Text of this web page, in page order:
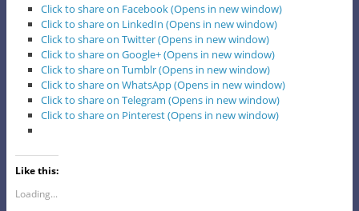
Click to share on Facebook (Opens in new window)
Click to share on LinkedIn (Opens in new window)
Click to share on Twitter (Opens in new window)
Click to share on Google+ (Opens in new window)
Click to share on Tumblr (Opens in new window)
Click to share on WhatsApp (Opens in new window)
Click to share on Telegram (Opens in new window)
Click to share on Pinterest (Opens in new window)
Like this:
Loading...